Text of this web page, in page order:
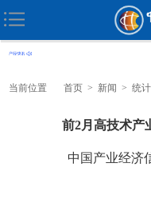
当前位置 首页 > 新闻 > 统
前2月高技术产
中国产业经济